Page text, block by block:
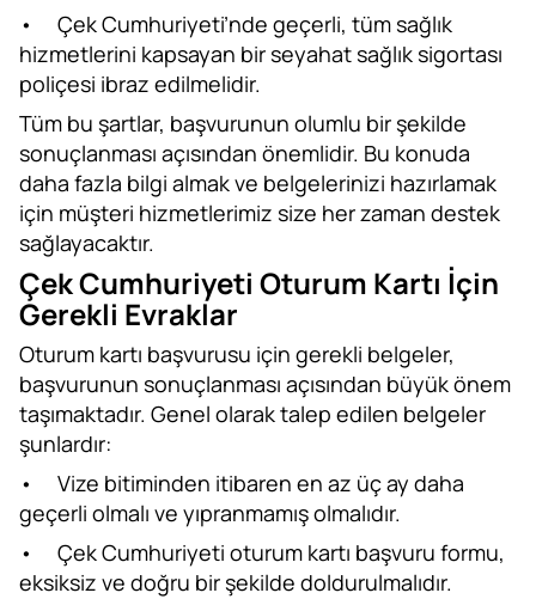
•
Çek Cumhuriyeti’nde geçerli, tüm sağlık
hizmetlerini kapsayan bir seyahat sağlık sigortası
poliçesi ibraz edilmelidir.
Tüm bu şartlar, başvurunun olumlu bir şekilde
sonuçlanması açısından önemlidir. Bu konuda
daha fazla bilgi almak ve belgelerinizi hazırlamak
için müşteri hizmetlerimiz size her zaman destek
sağlayacaktır.
Çek Cumhuriyeti Oturum Kartı İçin
Gerekli Evraklar
Oturum kartı başvurusu için gerekli belgeler,
başvurunun sonuçlanması açısından büyük önem
taşımaktadır. Genel olarak talep edilen belgeler
şunlardır:
•
Vize bitiminden itibaren en az üç ay daha
geçerli olmalı ve yıpranmamış olmalıdır.
•
Çek Cumhuriyeti oturum kartı başvuru formu,
eksiksiz ve doğru bir şekilde doldurulmalıdır.